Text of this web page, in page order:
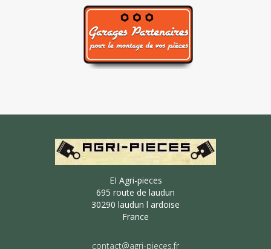
EI Agri-pieces
695 route de laudun
30290 laudun l ardoise
France
contact@agri-pieces.fr